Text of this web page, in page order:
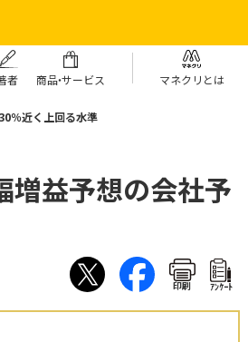
者 商品・サービス マネクリとは
％近く上回る水準
増益予想の会社予
印刷 ｱﾝｹｰﾄ